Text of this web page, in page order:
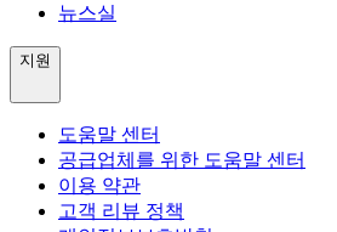
뉴스실
지원
도움말 센터
공급업체를 위한 도움말 센터
이용 약관
고객 리뷰 정책